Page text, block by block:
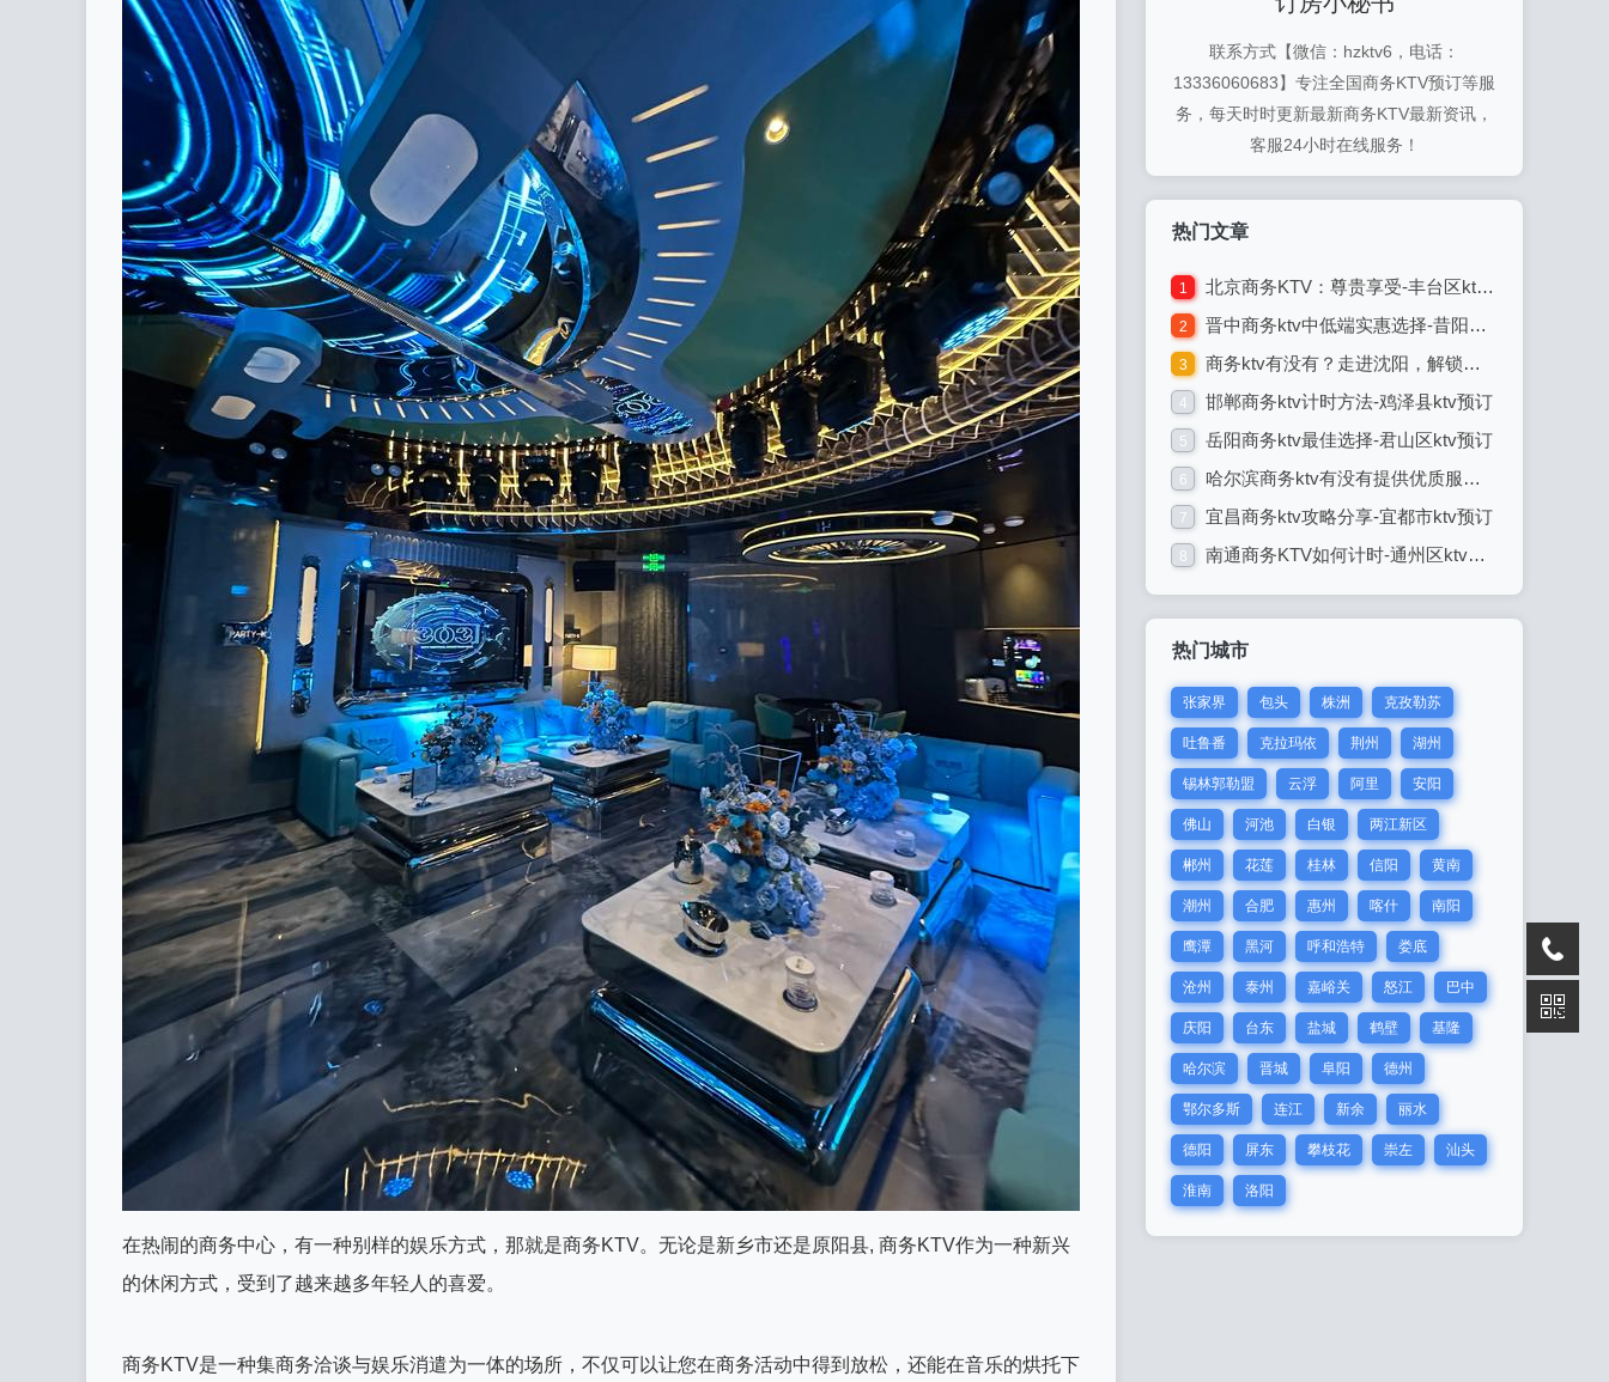
在热闹的商务中心，有一种别样的娱乐方式，那就是商务KTV。无论是新乡市还是原阳县, 商务KTV作为一种新兴
的休闲方式，受到了越来越多年轻人的喜爱。
商务KTV是一种集商务洽谈与娱乐消遣为一体的场所，不仅可以让您在商务活动中得到放松，还能在音乐的烘托下
联系方式【微信：hzktv6，电话：
13336060683】专注全国商务KTV预订等服
务，每天时时更新最新商务KTV最新资讯，
客服24小时在线服务！
热门文章
1 北京商务KTV：尊贵享受-丰台区ktv预订
2 晋中商务ktv中低端实惠选择-昔阳县ktv预订
3 商务ktv有没有？走进沈阳，解锁商务ktv的潮流玩法-苏家屯区ktv预订
4 邯郸商务ktv计时方法-鸡泽县ktv预订
5 岳阳商务ktv最佳选择-君山区ktv预订
6 哈尔滨商务ktv有没有提供优质服务-延寿县ktv预订
7 宜昌商务ktv攻略分享-宜都市ktv预订
8 南通商务KTV如何计时-通州区ktv预订
热门城市
张家界 包头 株洲 克孜勒苏
吐鲁番 克拉玛依 荆州 湖州
锡林郭勒盟 云浮 阿里 安阳
佛山 河池 白银 两江新区
郴州 花莲 桂林 信阳 黄南
潮州 合肥 惠州 喀什 南阳
鹰潭 黑河 呼和浩特 娄底
沧州 泰州 嘉峪关 怒江 巴中
庆阳 台东 盐城 鹤壁 基隆
哈尔滨 晋城 阜阳 德州
鄂尔多斯 连江 新余 丽水
德阳 屏东 攀枝花 崇左 汕头
淮南 洛阳